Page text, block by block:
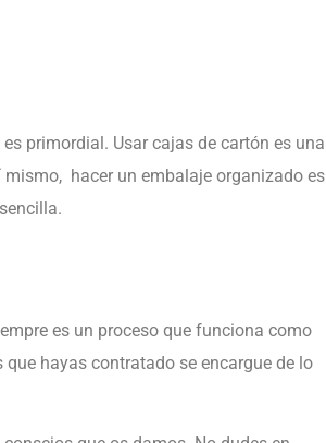
primordial. Usar cajas de cartón es una
hacer un embalaje organizado es
es un proceso que funciona como
hayas contratado se encargue de lo